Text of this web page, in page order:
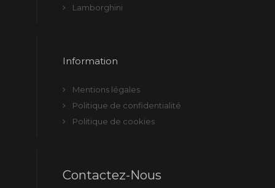
Lamborghini
Information
Mentions légales
Politique de confidentialité
Politique de cookies
Contactez-Nous